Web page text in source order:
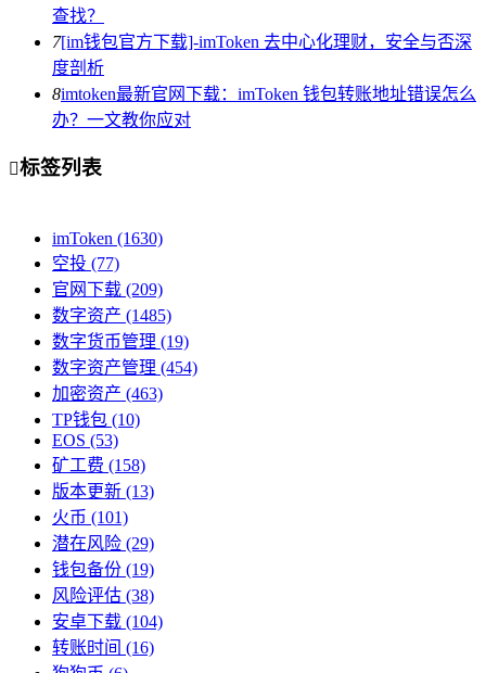
查找？
7[im钱包官方下载]-imToken 去中心化理财，安全与否深
度剖析
8imtoken最新官网下载：imToken 钱包转账地址错误怎么
办？一文教你应对
标签列表
imToken (1630)
空投 (77)
官网下载 (209)
数字资产 (1485)
数字货币管理 (19)
数字资产管理 (454)
加密资产 (463)
TP钱包 (10)
EOS (53)
矿工费 (158)
版本更新 (13)
火币 (101)
潜在风险 (29)
钱包备份 (19)
风险评估 (38)
安卓下载 (104)
转账时间 (16)